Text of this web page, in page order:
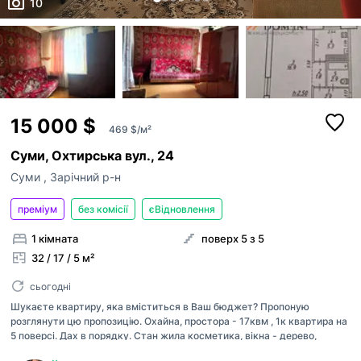
15 000 $ 469 $/м²
Суми, Охтирська вул., 24
Суми , Зарічний р-н
преміум без комісії єВідновлення
1 кімната
32 / 17 / 5 м²
поверх 5 з 5
сьогодні
Шукаєте квартиру, яка вміститься в Ваш бюджет? Пропоную
розглянути цю пропозицію. Охайна, простора - 17квм , 1к квартира на
5 поверсі. Дах в порядку. Стан жила косметика, вікна - дерево,